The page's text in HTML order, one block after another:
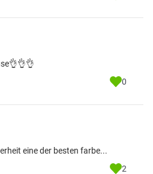
0
eine der besten farbe...
2